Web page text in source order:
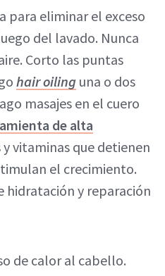
para eliminar el exceso
del lavado. Nunca
Corto las puntas
hair oiling una o dos
masajes en el cuero
de alta
y vitaminas que detienen
el crecimiento.
hidratación y reparación
de calor al cabello.